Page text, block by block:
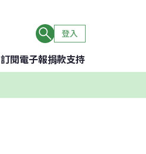
登入
訂閱電子報捐款支持